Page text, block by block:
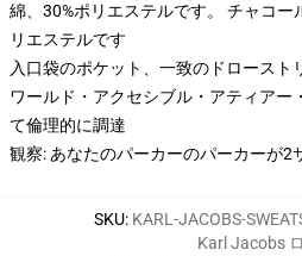
綿、30%ポリエステルです。 チャコー
リエステルです
入口袋のポケット、一致のドロースト
ワールド・アクセシブル・アティアー
て倫理的に調達
観察: あなたのパーカーのパーカーが2
SKU: KARL-JACOBS-
Karl Jacobs